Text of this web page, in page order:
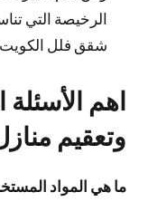
الرخيصة التي
شقق فلل الكويت
اهم
وتعقيم
ما هي المواد